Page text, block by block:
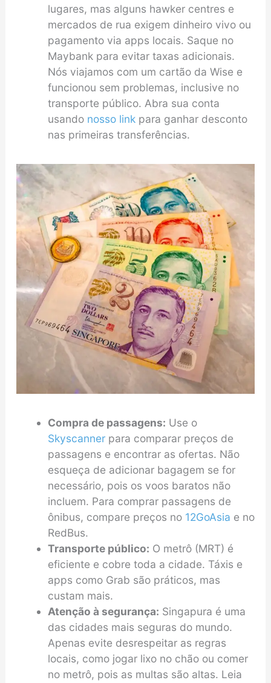
lugares, mas alguns hawker centres e
mercados de rua exigem dinheiro vivo ou
pagamento via apps locais. Saque no
Maybank para evitar taxas adicionais.
Nós viajamos com um cartão da Wise e
funcionou sem problemas, inclusive no
transporte público. Abra sua conta
usando nosso link para ganhar desconto
nas primeiras transferências.
Compra de passagens: Use o
Skyscannerpara comparar preços de
passagens e encontrar as ofertas. Não
esqueça de adicionar bagagem se for
necessário, pois os voos baratos não
incluem. Para comprar passagens de
ônibus, compare preços no 12GoAsia e no
RedBus.
Transporte público: O metrô (MRT) é
eficiente e cobre toda a cidade. Táxis e
apps como Grab são práticos, mas
custam mais.
Atenção à segurança: Singapura é uma
das cidades mais seguras do mundo.
Apenas evite desrespeitar as regras
locais, como jogar lixo no chão ou comer
no metrô, pois as multas são altas. Leia